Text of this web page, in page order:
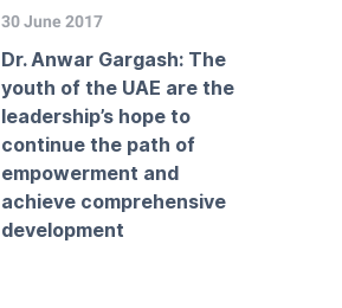
30 June 2017
Dr. Anwar Gargash: The
youth of the UAE are the
leadership’s hope to
continue the path of
empowerment and
achieve comprehensive
development